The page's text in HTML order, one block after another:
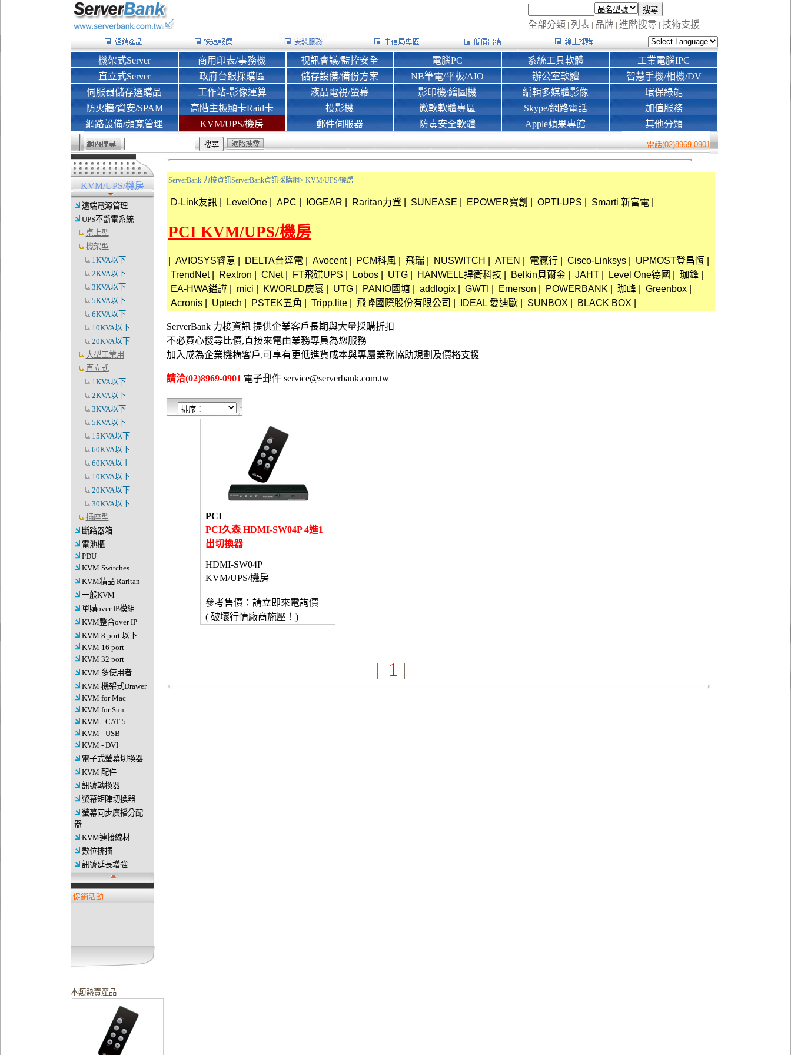
全部分類 | 列表 | 品牌| 進階搜尋| 技術支援
機架式Server
直立式Server
伺服器儲存選購品
防火牆/資安/SPAM
網路設備/頻寬管理
商用印表/事務機
政府台銀採購區
工作站-影像運算
高階主板顯卡Raid卡
KVM/UPS/機房
視訊會議/監控安全
儲存設備/備份方案
液晶電視/螢幕
投影機
郵件伺服器
電腦PC
NB筆電/平板/AIO
影印機/繪圖機
微軟軟體專區
防毒安全軟體
系統工具軟體
辦公室軟體
編輯多媒體影像
Skype/網路電話
Apple蘋果專館
工業電腦IPC
智慧手機/相機/DV
環保綠能
加值服務
其他分類
電話(02)8969-0901
KVM/UPS/機房
遠端電源管理
UPS不斷電系統
桌上型
機架型
1KVA以下
2KVA以下
3KVA以下
5KVA以下
6KVA以下
10KVA以下
20KVA以下
大型工業用
直立式
1KVA以下
2KVA以下
3KVA以下
5KVA以下
15KVA以下
60KVA以下
60KVA以上
10KVA以下
20KVA以下
30KVA以下
插座型
斷路器箱
電池櫃
PDU
KVM Switches
KVM精品 Raritan
一般KVM
單購over IP模組
KVM整合over IP
KVM 8 port 以下
KVM 16 port
KVM 32 port
KVM 多使用者
KVM 機架式Drawer
KVM for Mac
KVM for Sun
KVM - CAT 5
KVM - USB
KVM - DVI
電子式螢幕切換器
KVM 配件
訊號轉換器
螢幕矩陣切換器
螢幕同步廣播分配
器
KVM連接線材
數位排插
訊號延長增強
促銷活動
本類熱賣產品
ServerBank 力梭資訊ServerBank資訊採購網> KVM/UPS/機房
D-Link友訊 LevelOne APC IOGEAR Raritan力登 SUNEASE EPOWER寶創 OPTI-UPS Smarti 新富電
PCI KVM/UPS/機房
AVIOSYS睿意 DELTA台達電 Avocent PCM科風 飛瑞 NUSWITCH ATEN 電贏行 Cisco-Linksys UPMOST登昌恆
TrendNet
Rextron CNet FT飛碟UPS Lobos UTG HANWELL捍衛科技 Belkin貝爾金 JAHT Level One德國 珈鋒
EA-HWA鎰譁
mici KWORLD廣寰 UTG PANIO國塘 addlogix GWTI Emerson POWERBANK 珈峰 Greenbox
Acronis
Uptech PSTEK五角 Tripp.lite 飛峰國際股份有限公司 IDEAL 愛迪歐 SUNBOX BLACK BOX
ServerBank 力梭資訊 提供企業客戶長期與大量採購折扣
不必費心搜尋比價,直接來電由業務專員為您服務
加入成為企業機構客戶,可享有更低進貨成本與專屬業務協助規劃及價格支援
請洽(02)8969-0901 電子郵件 service@serverbank.com.tw
PCI
PCI久森 HDMI-SW04P 4進1
出切換器
HDMI-SW04P
KVM/UPS/機房
參考售價：請立即來電詢價
( 破壞行情廠商施壓！)
| 1 |